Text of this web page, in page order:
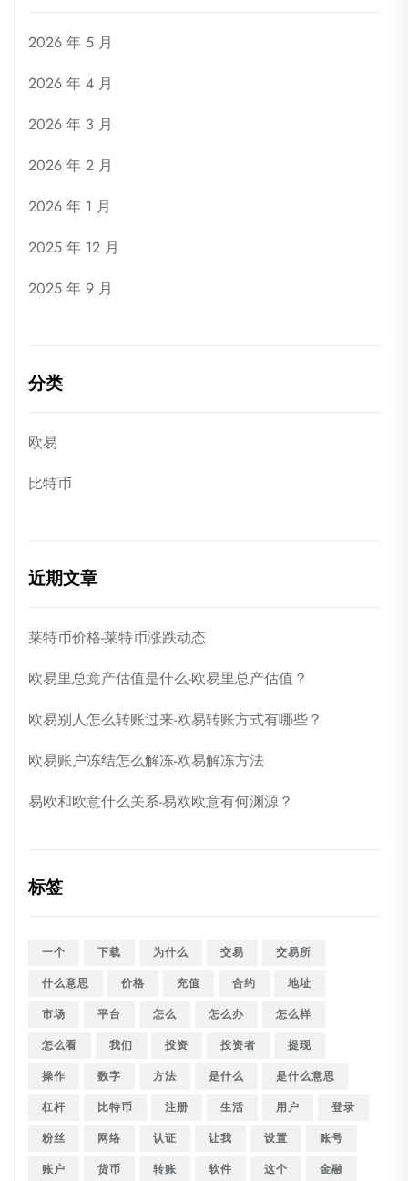
2026 年 5 月
2026 年 4 月
2026 年 3 月
2026 年 2 月
2026 年 1 月
2025 年 12 月
2025 年 9 月
分类
欧易
比特币
近期文章
莱特币价格-莱特币涨跌动态
欧易里总竟产估值是什么-欧易里总产估值？
欧易别人怎么转账过来-欧易转账方式有哪些？
欧易账户冻结怎么解冻-欧易解冻方法
易欧和欧意什么关系-易欧欧意有何渊源？
标签
一个 下载 为什么 交易
交易所
什么意思
价格 充值 合约
地址
市场
平台 怎么 怎么办
怎么样
怎么看
我们 投资 投资者
提现
操作
数字 方法 是什么
是什么意思
杠杆
比特币 注册 生活 用户
登录
粉丝
网络 认证 让我 设置
账号
账户
货币 转账 软件 这个
金融